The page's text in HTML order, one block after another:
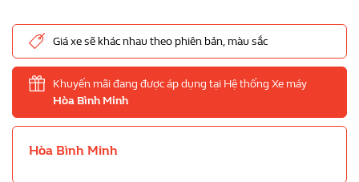
Giá xe sẽ khác nhau theo phiên bản, màu sắc
Khuyến mãi đang được áp dụng tại Hệ thống Xe máy
Hòa Bình Minh
Hòa Bình Minh